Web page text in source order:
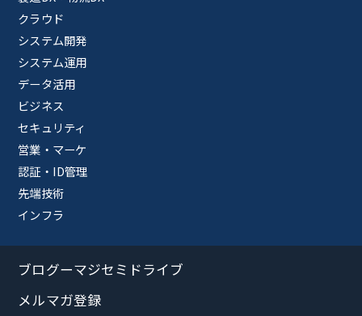
クラウド
システム開発
システム運用
データ活用
ビジネス
セキュリティ
営業・マーケ
認証・ID管理
先端技術
インフラ
ブログーマジセミドライブ
メルマガ登録